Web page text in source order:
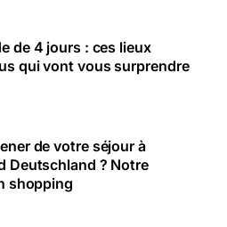
de 4 jours : ces lieux
qui vont vous surprendre
de votre séjour à
Deutschland ? Notre
shopping